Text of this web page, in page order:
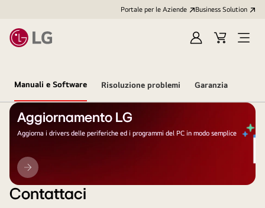
Portale per le Aziende Business Solution
AccediCart
Open
Manuali e Software Risoluzione problemi Garanzia
Aggiornamento LG
Aggiorna i drivers delle periferiche ed i programmi del PC in modo semplice
Aggiornamento
LG
Contattaci